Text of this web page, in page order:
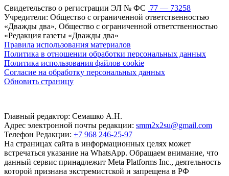
Свидетельство о регистрации ЭЛ № ФС 77 — 73258
Учредители: Общество с ограниченной ответственностью
«Дважды два», Общество с ограниченной ответственностью
«Редакция газеты «Дважды два»
Правила использования материалов
Политика в отношении обработки персональных данных
Политика использования файлов cookie
Согласие на обработку персональных данных
Обновить страницу
Главный редактор: Семашко А.Н.
Адрес электронной почты редакции: smm2x2su@gmail.com
Телефон Редакции: +7 968 246-25-97
На страницах сайта в информационных целях может
встречаться указание на WhatsApp. Обращаем внимание, что
данный сервис принадлежит Meta Platforms Inc., деятельность
которой признана экстремистской и запрещена в РФ